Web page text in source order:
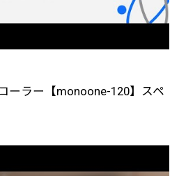
ーラー【monoone-120】スペ